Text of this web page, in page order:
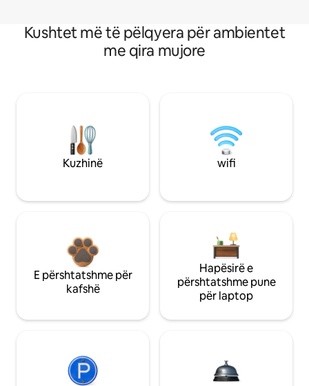
Kushtet më të pëlqyera për ambientet
me qira mujore
Kuzhinë wifi
E përshtatshme për
kafshë
Hapësirë e
përshtatshme pune
për laptop